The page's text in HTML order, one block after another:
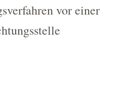
vor einer